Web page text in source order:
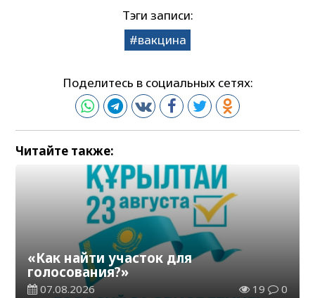
Тэги записи:
вакцина
Поделитесь в социальных сетях:
Читайте также:
«Как найти участок для
голосования?»
07.08.2026 19 0